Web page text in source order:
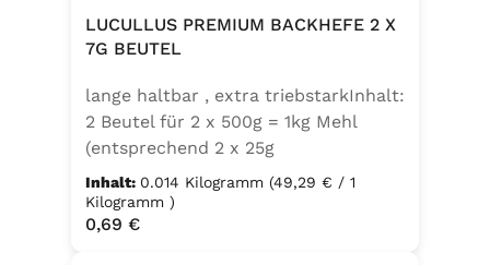
LUCULLUS PREMIUM BACKHEFE 2 X
7G BEUTEL
lange haltbar , extra triebstarkInhalt:
2 Beutel für 2 x 500g = 1kg Mehl
(entsprechend 2 x 25g
Frischhefe)Zutaten: Trockenbackhefe
, Emulgator E491 (Unter
Schutzatmosphäre verpackt)
Inhalt: 0.014 Kilogramm (49,29 € / 1
Kilogramm )
Regulärer Preis:
0,69 €